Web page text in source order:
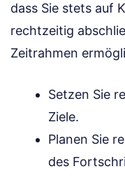
dass Sie stets auf
rechtzeitig
Zeitrahmen
Setzen Sie
Ziele.
Planen Sie
des